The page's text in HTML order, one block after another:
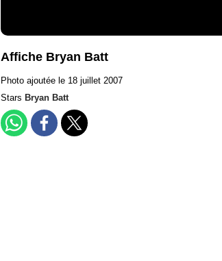
Affiche Bryan Batt
Photo ajoutée le 18 juillet 2007
Stars Bryan Batt